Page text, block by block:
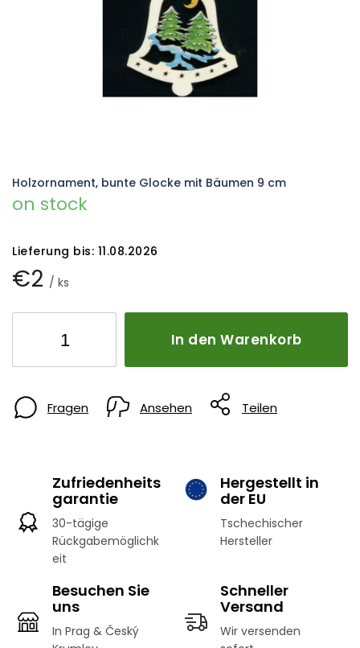
€2 / ks
on stock
Lieferung bis: 11.08.2026
In den Warenkorb
Holzornament, bunte Glocke mit Bäumen 9 cm
Fragen Ansehen Teilen
Zufriedenheits
garantie
30-tägige
Rückgabemöglichk
eit
Hergestellt in
der EU
Tschechischer
Hersteller
Besuchen Sie
uns
In Prag & Český
Schneller
Versand
Wir versenden